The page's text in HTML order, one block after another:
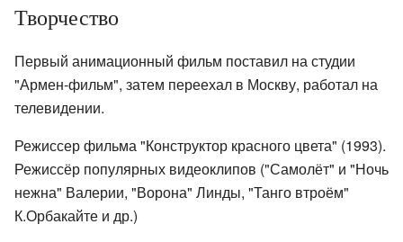
Творчество
Первый анимационный фильм поставил на студии
"Армен-фильм", затем переехал в Москву, работал на
телевидении.
Режиссер фильма "Конструктор красного цвета" (1993).
Режиссёр популярных видеоклипов ("Самолёт" и "Ночь
нежна" Валерии, "Ворона" Линды, "Танго втроём"
К.Орбакайте и др.)